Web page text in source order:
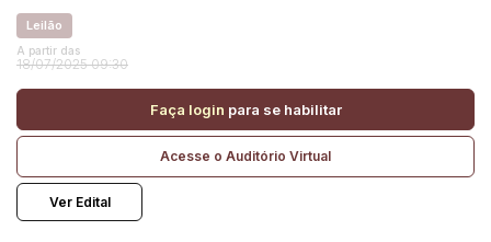
Leilão
A partir das
18/07/2025 09:30
Faça login para se habilitar
Acesse o Auditório Virtual
Ver Edital